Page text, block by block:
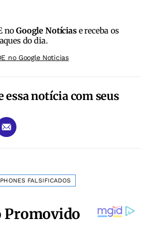
noGoogle Notíciase receba os
do dia.
no Google Noticias
notícia com seus
FALSIFICADOS